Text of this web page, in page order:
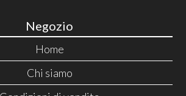
Negozio
Home
Chi siamo